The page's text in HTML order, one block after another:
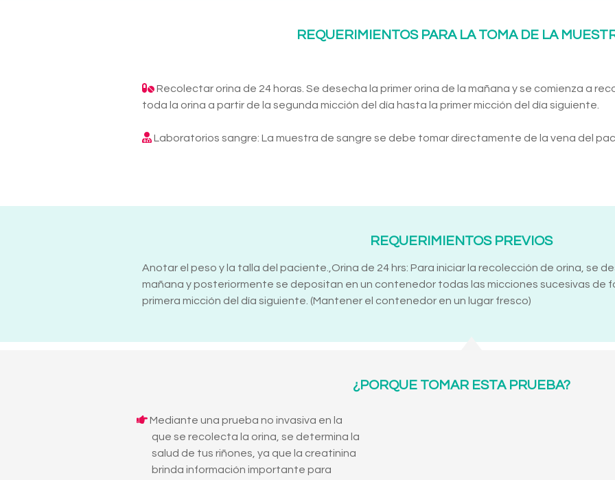
REQUERIMIENTOS PARA LA TOMA DE LA
Recolectar orina de 24 horas. Se desecha la primer orina de la mañana y se comienza a
toda la orina a partir de la segunda micción del día hasta la primer micción del día siguiente.
Laboratorios sangre: La muestra de sangre se debe tomar directamente de la vena del
REQUERIMIENTOS PREVIOS
Anotar el peso y la talla del paciente.,Orina de 24 hrs: Para iniciar la recolección de orina, se
mañana y posteriormente se depositan en un contenedor todas las micciones sucesivas de
primera micción del día siguiente. (Mantener el contenedor en un lugar fresco)
¿PORQUE TOMAR ESTA PRUEBA?
Mediante una prueba no invasiva en la
que se recolecta la orina, se determina la
salud de tus riñones, ya que la creatinina
brinda información importante para